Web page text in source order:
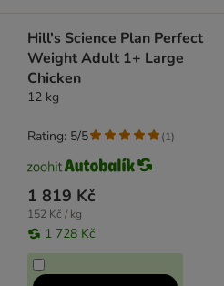
Hill's Science Plan Perfect
Weight Adult 1+ Large
Chicken
12 kg
1 819 Kč
152 Kč / kg
1 728 Kč
Rating: 5/5 (1)